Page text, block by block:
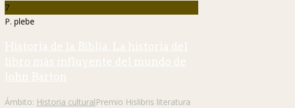
7
P. plebe
Historia de la Biblia. La historia del
libro más influyente del mundo de
John Barton
Ámbito: Historia culturalPremio Hislibris literatura